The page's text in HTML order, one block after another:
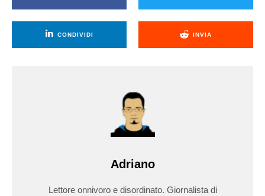
CONDIVIDI INVIA
Adriano
Lettore onnivoro e disordinato. Giornalista di